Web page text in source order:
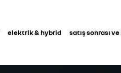
elektrik & hybrid satış sonrası